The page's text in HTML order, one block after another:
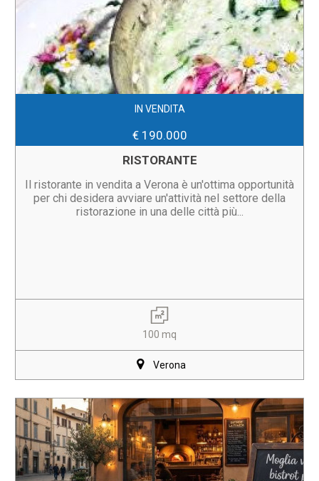
IN VENDITA
€ 190.000
RISTORANTE
Il ristorante in vendita a Verona è un'ottima opportunità
per chi desidera avviare un'attività nel settore della
ristorazione in una delle città più...
100 mq
Verona